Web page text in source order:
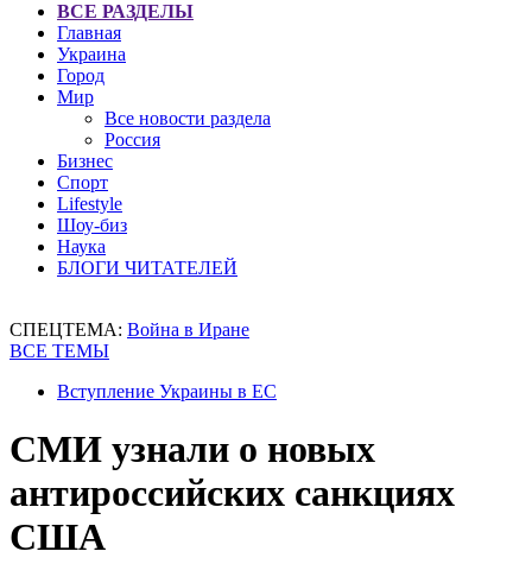
ВСЕ РАЗДЕЛЫ
Главная
Украина
Город
Мир
Все новости раздела
Россия
Бизнес
Спорт
Lifestyle
Шоу-биз
Наука
БЛОГИ ЧИТАТЕЛЕЙ
СПЕЦТЕМА: Война в Иране
ВСЕ ТЕМЫ
Вступление Украины в ЕС
СМИ узнали о новых
антироссийских санкциях
США